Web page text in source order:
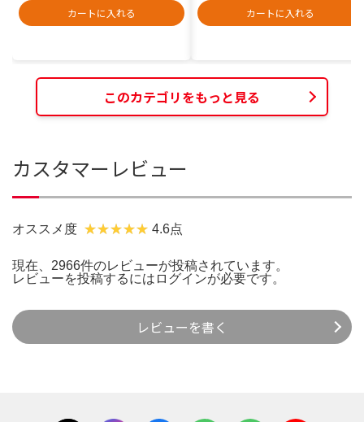
カートに入れる
カートに入れる
このカテゴリをもっと見る
カスタマーレビュー
オススメ度 4.6点
現在、2966件のレビューが投稿されています。
レビューを投稿するには ログインが必要です。
レビューを書く